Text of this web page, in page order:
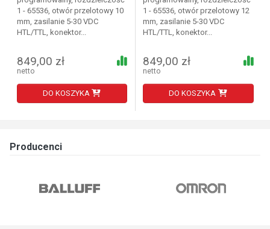
1 - 65536, otwór przelotowy 10
mm, zasilanie 5-30 VDC
HTL/TTL, konektor...
849,00 zł
netto
DO KOSZYKA
1 - 65536, otwór przelotowy 12
mm, zasilanie 5-30 VDC
HTL/TTL, konektor...
849,00 zł
netto
DO KOSZYKA
Producenci